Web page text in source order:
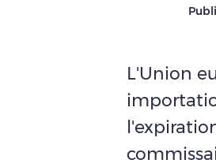
L'Union